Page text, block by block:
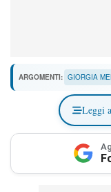
ARGOMENTI: GIORGIA
Leggi